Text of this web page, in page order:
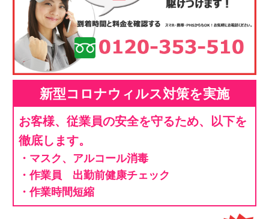
新型コロナウィルス対策を実施
お客様、従業員の安全を守るため、以下を
徹底します。
・マスク、アルコール消毒
・作業員 出勤前健康チェック
・作業時間短縮